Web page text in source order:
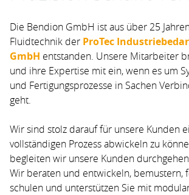
Die Bendion GmbH ist aus über 25
Fluidtechnik der ProTec
GmbH entstanden. Unsere Mitarbeiter
und ihre Expertise mit ein, wenn es um
und Fertigungsprozesse in Sachen
geht.
Wir sind stolz darauf für unsere Kunden
vollständigen Prozess abwickeln zu
begleiten wir unsere Kunden
Wir beraten und entwickeln, bemustern,
schulen und unterstützen Sie mit